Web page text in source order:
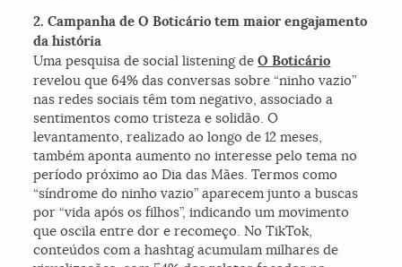
2. Campanha de O Boticário tem maior engajamento
da história
Uma pesquisa de social listening deO Boticário
revelou que 64% das conversas sobre “ninho vazio”
nas redes sociais têm tom negativo, associado a
sentimentos como tristeza e solidão. O
levantamento, realizado ao longo de 12 meses,
também aponta aumento no interesse pelo tema no
período próximo ao Dia das Mães. Termos como
“síndrome do ninho vazio” aparecem junto a buscas
por “vida após os filhos”, indicando um movimento
que oscila entre dor e recomeço. No TikTok,
conteúdos com a hashtag acumulam milhares de